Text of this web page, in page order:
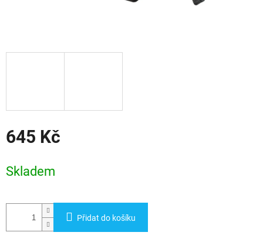
645 Kč
cena:
Skladem
Přidat do košíku